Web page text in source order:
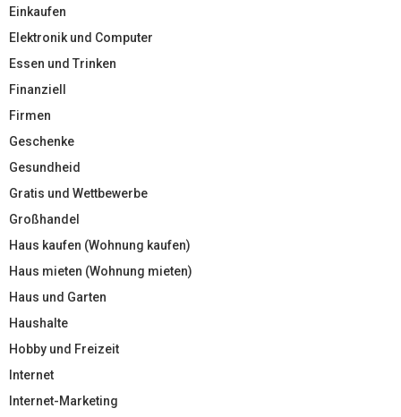
Einkaufen
Elektronik und Computer
Essen und Trinken
Finanziell
Firmen
Geschenke
Gesundheid
Gratis und Wettbewerbe
Großhandel
Haus kaufen (Wohnung kaufen)
Haus mieten (Wohnung mieten)
Haus und Garten
Haushalte
Hobby und Freizeit
Internet
Internet-Marketing